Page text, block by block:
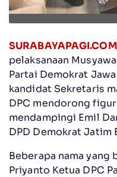
pelaksanaan
Partai Demokrat
kandidat Sekretaris
DPC mendorong
mendampingi Emil
DPD Demokrat Jatim
Beberapa nama yang
Priyanto Ketua DPC